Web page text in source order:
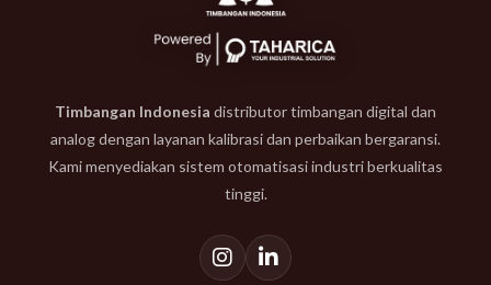
Timbangan Indonesia distributor timbangan digital dan
analog dengan layanan kalibrasi dan perbaikan bergaransi.
Kami menyediakan sistem otomatisasi industri berkualitas
tinggi.